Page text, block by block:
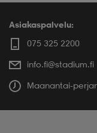
Asiakaspalvelu:
075 325 2200
info.fi@stadium.fi
Maanantai-